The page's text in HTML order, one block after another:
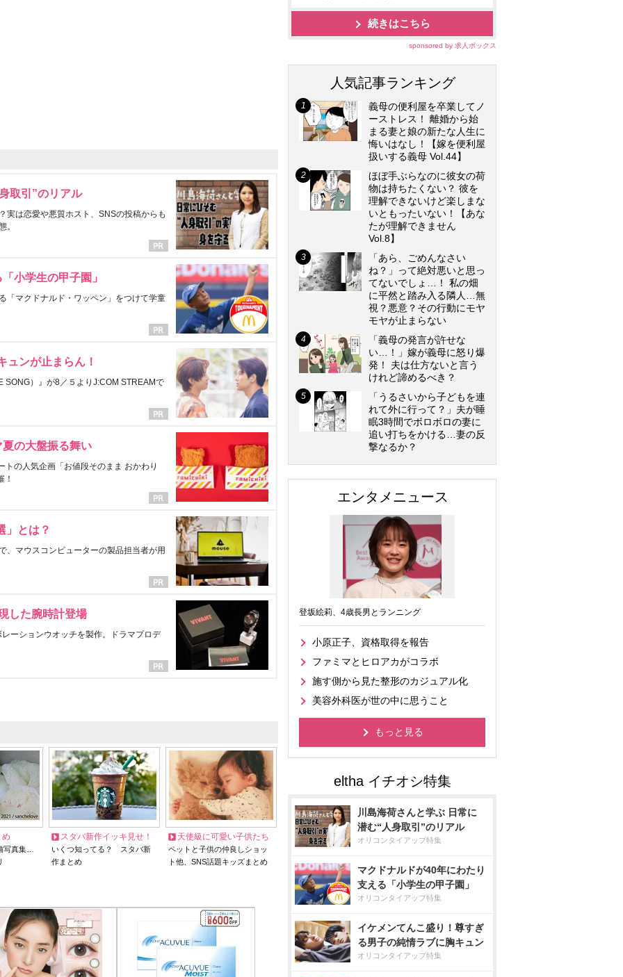
取引”のリアル
実は恋愛や悪質ホスト、SNSの投稿からも
。
小学生の甲子園」
「マクドナルド・ワッペン」をつけて学童
ュンが止まらん！
SONG）』が8／５よりJ:COM STREAMで
の大盤振る舞い
の人気企画「お値段そのまま おかわり
！
」とは？
、マウスコンピューターの製品担当者が用
した腕時計登場
ーションウオッチを製作。ドラマプロデ
め
写真集…
スタバ新作イッキ見せ！
いくつ知ってる？ スタバ新
作まとめ
天使級に可愛い子供たち
ペットと子供の仲良しショッ
ト他、SNS話題キッズまとめ
続きはこちら
sponsored by 求人ボックス
人気記事ランキング
義母の便利屋を卒業してノ
ーストレス！ 離婚から始
まる妻と娘の新たな人生に
悔いはなし！【嫁を便利屋
扱いする義母 Vol.44】
ほぼ手ぶらなのに彼女の荷
物は持ちたくない？ 彼を
理解できないけど楽しまな
いともったいない！【あな
たが理解できません
Vol.8】
「あら、ごめんなさい
ね？」って絶対悪いと思っ
てないでしょ…！ 私の畑
に平然と踏み入る隣人…無
視？悪意？その行動にモヤ
モヤが止まらない
「義母の発言が許せな
い…！」嫁が義母に怒り爆
発！ 夫は仕方ないと言う
けれど諦めるべき？
「うるさいから子どもを連
れて外に行って？」夫が睡
眠3時間でボロボロの妻に
追い打ちをかける…妻の反
撃なるか？
エンタメニュース
登坂絵莉、4歳長男とランニング
小原正子、資格取得を報告
ファミマとヒロアカがコラボ
施す側から見た整形のカジュアル化
美容外科医が世の中に思うこと
もっと見る
川島海荷さんと学ぶ 日常に
潜む“人身取引”のリアル
オリコンタイアップ特集
マクドナルドが40年にわたり
支える「小学生の甲子園」
オリコンタイアップ特集
イケメンてんこ盛り！尊すぎ
る男子の純情ラブに胸キュン
オリコンタイアップ特集